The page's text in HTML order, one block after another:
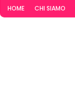
HOME CHI SIAMO